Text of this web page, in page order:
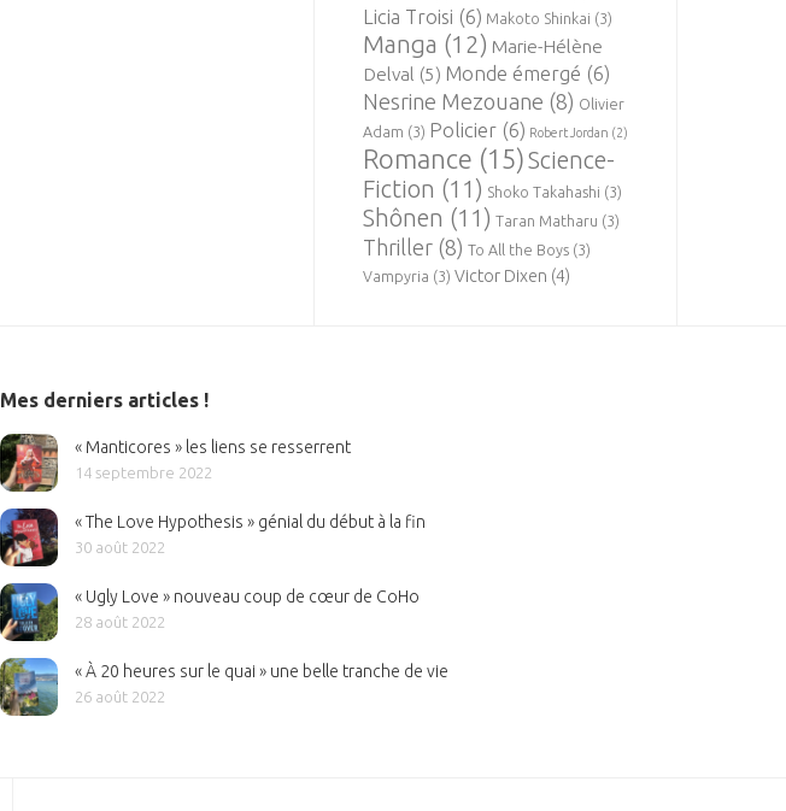
Licia Troisi (6) Makoto Shinkai (3)
Manga (12) Marie-Hélène
Delval (5) Monde émergé (6)
Nesrine Mezouane (8) Olivier
Adam (3) Policier (6) Robert Jordan (2)
Romance (15)Science-
Fiction (11) Shoko Takahashi (3)
Shônen (11) Taran Matharu (3)
Thriller (8) To All the Boys (3)
Vampyria (3) Victor Dixen (4)
Mes derniers articles !
« Manticores » les liens se resserrent
14 septembre 2022
« The Love Hypothesis » génial du début à la fin
30 août 2022
« Ugly Love » nouveau coup de cœur de CoHo
28 août 2022
« À 20 heures sur le quai » une belle tranche de vie
26 août 2022